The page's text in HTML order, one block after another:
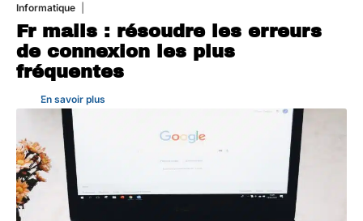
Informatique
Fr mails : résoudre les erreurs
de connexion les plus
fréquentes
En savoir plus